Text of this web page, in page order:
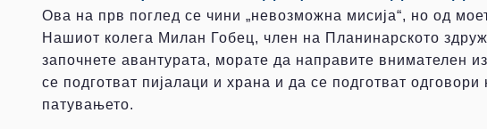
Ова на прв поглед се чини „невозможна мисија“, но од
Нашиот колега Милан Гобец, член на Планинарското
започнете авантурата, морате да направите внимателен
се подготват пијалаци и храна и да се подготват
патувањето.